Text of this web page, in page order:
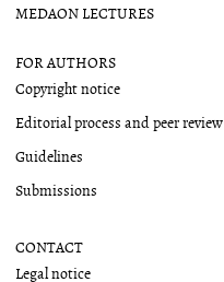
MEDAON LECTURES
FOR AUTHORS
Copyright notice
Editorial process and peer review
Guidelines
Submissions
CONTACT
Legal notice